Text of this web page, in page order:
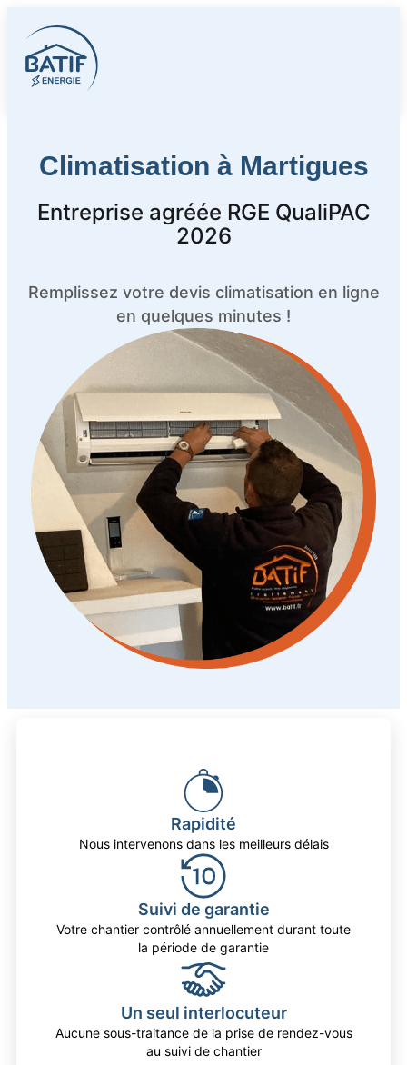
Climatisation à Martigues
Entreprise agréée RGE QualiPAC
2026
Remplissez votre devis climatisation en ligne
en quelques minutes !
Rapidité
Nous intervenons dans les meilleurs délais
Suivi de garantie
Votre chantier contrôlé annuellement durant toute
la période de garantie
Un seul interlocuteur
Aucune sous-traitance de la prise de rendez-vous
au suivi de chantier